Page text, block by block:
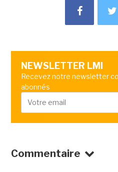
NEWSLETTER LMI
Recevez notre newsletter
abonnés
Commentaire